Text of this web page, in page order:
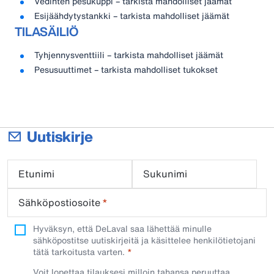
Esijäähdytystankki – tarkista mahdolliset jäämät
TILASÄILIÖ
Tyhjennysventtiili – tarkista mahdolliset jäämät
Pesusuuttimet – tarkista mahdolliset tukokset
Uutiskirje
Etunimi
Sukunimi
Sähköpostiosoite*
Hyväksyn, että DeLaval saa lähettää minulle
sähköpostitse uutiskirjeitä ja käsittelee henkilötietojani
tätä tarkoitusta varten.